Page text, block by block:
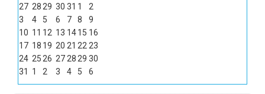
27 2829 30 31 1
2
3
4 5 6 7 8
9
10 11 12 13 1415 16
17 18 19 20 21 2223
24 2526 272829 30
31
1 2 3 4 5 6